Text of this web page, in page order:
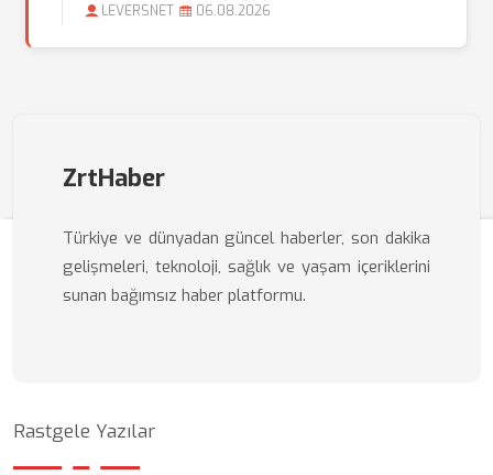
LEVERSNET 06.08.2026
ZrtHaber
Türkiye ve dünyadan güncel haberler, son dakika
gelişmeleri, teknoloji, sağlık ve yaşam içeriklerini
sunan bağımsız haber platformu.
Rastgele Yazılar